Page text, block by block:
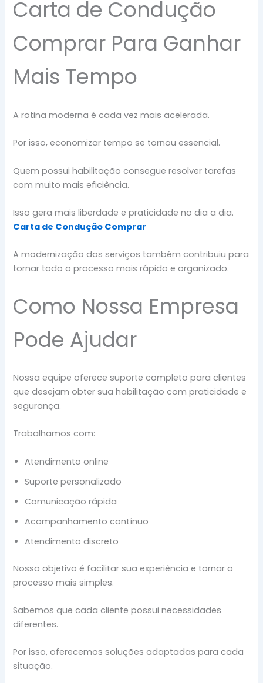
Carta de Condução
Comprar Para Ganhar
Mais Tempo
A rotina moderna é cada vez mais acelerada.
Por isso, economizar tempo se tornou essencial.
Quem possui habilitação consegue resolver tarefas
com muito mais eficiência.
Isso gera mais liberdade e praticidade no dia a dia.
Carta de Condução Comprar
A modernização dos serviços também contribuiu para
tornar todo o processo mais rápido e organizado.
Como Nossa Empresa
Pode Ajudar
Nossa equipe oferece suporte completo para clientes
que desejam obter sua habilitação com praticidade e
segurança.
Trabalhamos com:
Atendimento online
Suporte personalizado
Comunicação rápida
Acompanhamento contínuo
Atendimento discreto
Nosso objetivo é facilitar sua experiência e tornar o
processo mais simples.
Sabemos que cada cliente possui necessidades
diferentes.
Por isso, oferecemos soluções adaptadas para cada
situação.